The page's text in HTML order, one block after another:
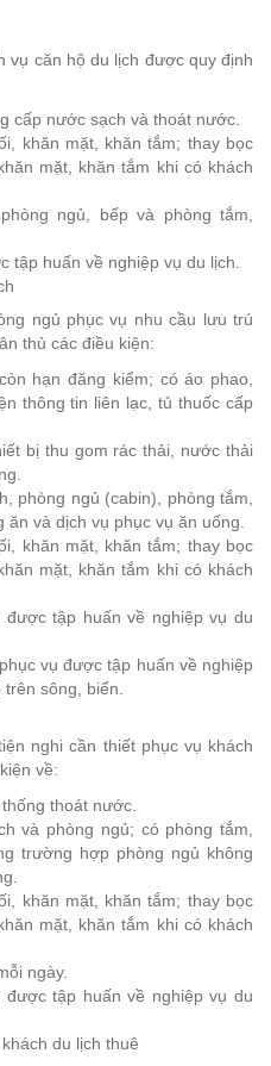
vụ căn hộ du lịch được quy định
cấp nước sạch và thoát nước.
khăn mặt, khăn tắm; thay bọc
mặt, khăn tắm khi có khách
ngủ, bếp và phòng tắm,
tập huấn về nghiệp vụ du lịch.
ngủ phục vụ nhu cầu lưu trú
thủ các điều kiện:
hạn đăng kiểm; có áo phao,
thông tin liên lạc, tủ thuốc cấp
bị thu gom rác thải, nước thải
phòng ngủ (cabin), phòng tắm,
và dịch vụ phục vụ ăn uống.
khăn mặt, khăn tắm; thay bọc
mặt, khăn tắm khi có khách
tập huấn về nghiệp vụ du
vụ được tập huấn về nghiệp
sông, biển.
nghi cần thiết phục vụ khách
về:
thoát nước.
và phòng ngủ; có phòng tắm,
trường hợp phòng ngủ không
khăn mặt, khăn tắm; thay bọc
mặt, khăn tắm khi có khách
ngày.
tập huấn về nghiệp vụ du
du lịch thuê